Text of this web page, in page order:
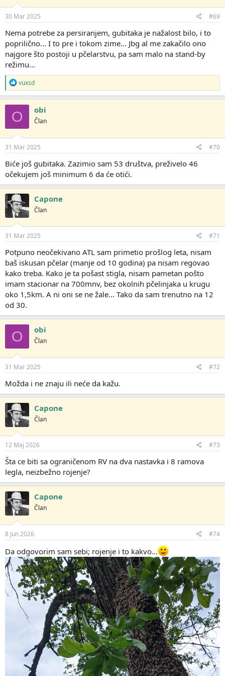
30 Mar 2025 #69
Nema potrebe za persiranjem, gubitaka je nažalost bilo, i to
poprilično... I to pre i tokom zime... Jbg al me zakačilo ono
najgore što postoji u pčelarstvu, pa sam malo na stand-by
režimu...
R
e
a
g
o
v
a
n
j
:
vuxsd
O obi
Član
31 Mar 2025 #70
Biće još gubitaka. Zazimio sam 53 društva, preživelo 46
očekujem još minimum 6 da će otići.
Capone
Član
31 Mar 2025 #71
Potpuno neočekivano ATL sam primetio prošlog leta, nisam
baš iskusan pčelar (manje od 10 godina) pa nisam regovao
kako treba. Kako je ta pošast stigla, nisam pametan pošto
imam stacionar na 700mnv, bez okolnih pčelinjaka u krugu
oko 1,5km. A ni oni se ne žale... Tako da sam trenutno na 12
od 30.
O obi
Član
31 Mar 2025 #72
Možda i ne znaju ili neće da kažu.
Capone
Član
12 Maj 2026 #73
Šta ce biti sa ograničenom RV na dva nastavka i 8 ramova
legla, neizbežno rojenje?
Capone
Član
8 Jun 2026 #74
Da odgovorim sam sebi; rojenje i to kakvo...